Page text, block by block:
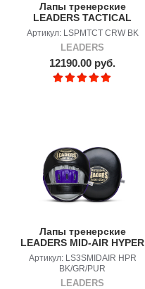
Лапы тренерские
LEADERS TACTICAL
CROW'S FEET BK
Артикул: LSPMTCT CRW BK
LEADERS
12190.00 руб.
Лапы тренерские
LEADERS MID-AIR HYPER
BK/GR/PUR
Артикул: LS3SMIDAIR HPR
BK/GR/PUR
LEADERS